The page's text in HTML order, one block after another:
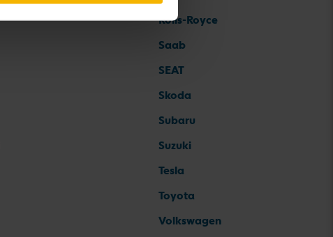
Rolls-Royce
Saab
SEAT
Skoda
Subaru
Suzuki
Tesla
Toyota
Volkswagen